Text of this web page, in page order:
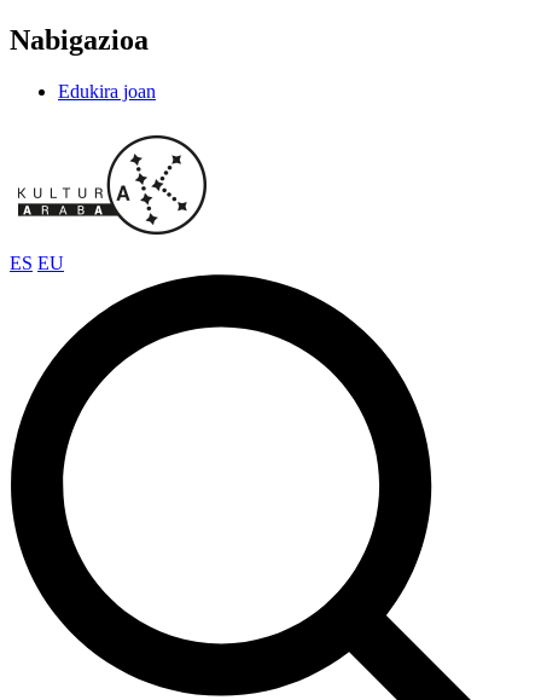
Nabigazioa
Edukira joan
ES EU